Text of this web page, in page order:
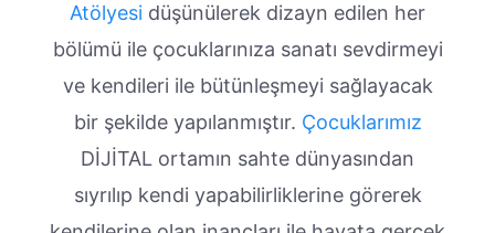
Atölyesi düşünülerek dizayn edilen her
bölümü ile çocuklarınıza sanatı sevdirmeyi
ve kendileri ile bütünleşmeyi sağlayacak
bir şekilde yapılanmıştır. Çocuklarımız
DİJİTAL ortamın sahte dünyasından
sıyrılıp kendi yapabilirliklerine görerek